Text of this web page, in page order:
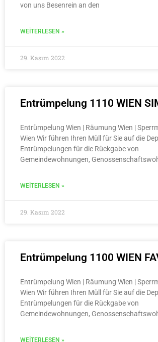
von uns Besenrein an den
WEITERLESEN »
29. Kasım 2022
Entrümpelung 1110 WIEN
Entrümpelung Wien | Räumung Wien |
Wien Wir führen Ihren Müll für Sie auf die
Entrümpelungen für die Rückgabe von
Gemeindewohnungen,
WEITERLESEN »
29. Kasım 2022
Entrümpelung 1100 WIEN
Entrümpelung Wien | Räumung Wien |
Wien Wir führen Ihren Müll für Sie auf die
Entrümpelungen für die Rückgabe von
Gemeindewohnungen,
WEITERLESEN »